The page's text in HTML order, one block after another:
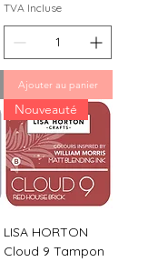
TVA Incluse
Ajouter au panier
Nouveauté
LISA HORTON
Cloud 9 Tampon